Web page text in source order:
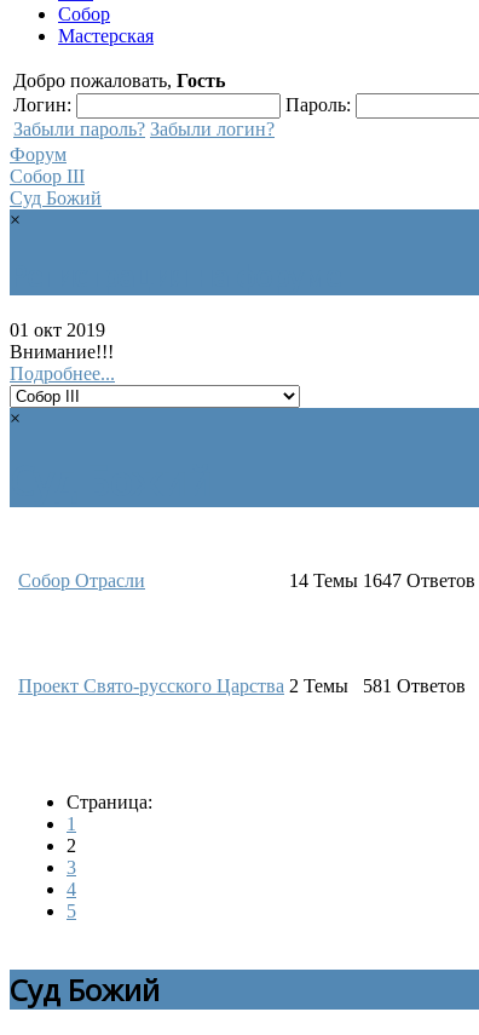
Собор
Мастерская
Добро пожаловать, Гость
Логин:
Пароль:
Забыли пароль? Забыли логин?
Форум
Собор III
Суд Божий
×
01 окт 2019
Внимание!!!
Подробнее...
×
Собор Отрасли 14 Темы 1647 Ответов
Проект Свято-русского Царства 2 Темы 581 Ответов
Страница:
1
2
3
4
5
Суд Божий